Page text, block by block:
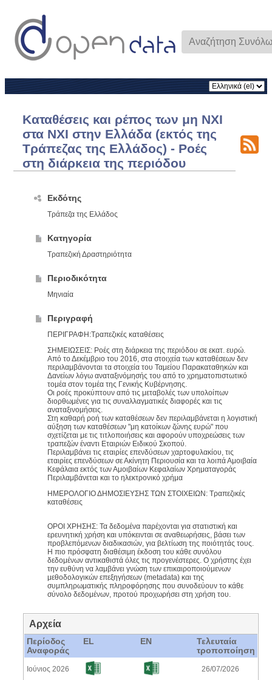
Καταθέσεις και ρέπος των μη ΝΧΙ
στα ΝΧΙ στην Ελλάδα (εκτός της
Τράπεζας της Ελλάδος) - Ροές
στη διάρκεια της περιόδου
Εκδότης
Τράπεζα της Ελλάδος
Κατηγορία
Τραπεζική Δραστηριότητα
Περιοδικότητα
Μηνιαία
Περιγραφή
ΠΕΡΙΓΡΑΦΗ:Τραπεζικές καταθέσεις
ΣΗΜΕΙΩΣΕΙΣ: Ροές στη διάρκεια της περιόδου σε εκατ. ευρώ.
Από το Δεκέμβριο του 2016, στα στοιχεία των καταθέσεων δεν
περιλαμβάνονται τα στοιχεία του Ταμείου Παρακαταθηκών και
Δανείων λόγω αναταξινόμησής του από το χρηματοπιστωτικό
τομέα στον τομέα της Γενικής Κυβέρνησης.
Οι ροές προκύπτουν από τις μεταβολές των υπολοίπων
διορθωμένες για τις συναλλαγματικές διαφορές και τις
αναταξινομήσεις.
Στη καθαρή ροή των καταθέσεων δεν περιλαμβάνεται η λογιστική
αύξηση των καταθέσεων "μη κατοίκων ζώνης ευρώ" που
σχετίζεται με τις τιτλοποιήσεις και αφορούν υποχρεώσεις των
τραπεζών έναντι Εταιριών Ειδικού Σκοπού.
Περιλαμβάνει τις εταιρίες επενδύσεων χαρτοφυλακίου, τις
εταιρίες επενδύσεων σε Ακίνητη Περιουσία και τα λοιπά Αμοιβαία
Κεφάλαια εκτός των Αμοιβαίων Κεφαλαίων Χρηματαγοράς
Περιλαμβάνεται και το ηλεκτρονικό χρήμα
ΗΜΕΡΟΛΟΓΙΟ ΔΗΜΟΣΙΕΥΣΗΣ ΤΩΝ ΣΤΟΙΧΕΙΩΝ: Τραπεζικές
καταθέσεις
ΟΡΟΙ ΧΡΗΣΗΣ: Τα δεδομένα παρέχονται για στατιστική και
ερευνητική χρήση και υπόκεινται σε αναθεωρήσεις, βάσει των
προβλεπόμενων διαδικασιών, για βελτίωση της ποιότητάς τους.
Η πιο πρόσφατη διαθέσιμη έκδοση του κάθε συνόλου
δεδομένων αντικαθιστά όλες τις προγενέστερες. Ο χρήστης έχει
την ευθύνη να λαμβάνει γνώση των επικαιροποιούμενων
μεθοδολογικών επεξηγήσεων (metadata) και της
συμπληρωματικής πληροφόρησης που συνοδεύουν το κάθε
σύνολο δεδομένων, προτού προχωρήσει στη χρήση του.​​​
Αρχεία
Περίοδος
Αναφοράς
EL EN
Τελευταία
τροποποίηση
Ιούνιος 2026 26/07/2026